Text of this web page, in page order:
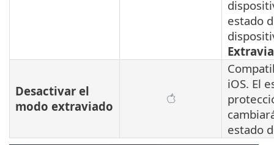
estado
Desactivar el
modo extraviado
iOS. El
estado